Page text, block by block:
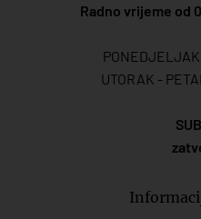
Radno vrijeme od
UTORAK -